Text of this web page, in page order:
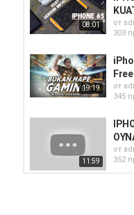
08:01 от
303
19:19 от
345
11:59
от
352